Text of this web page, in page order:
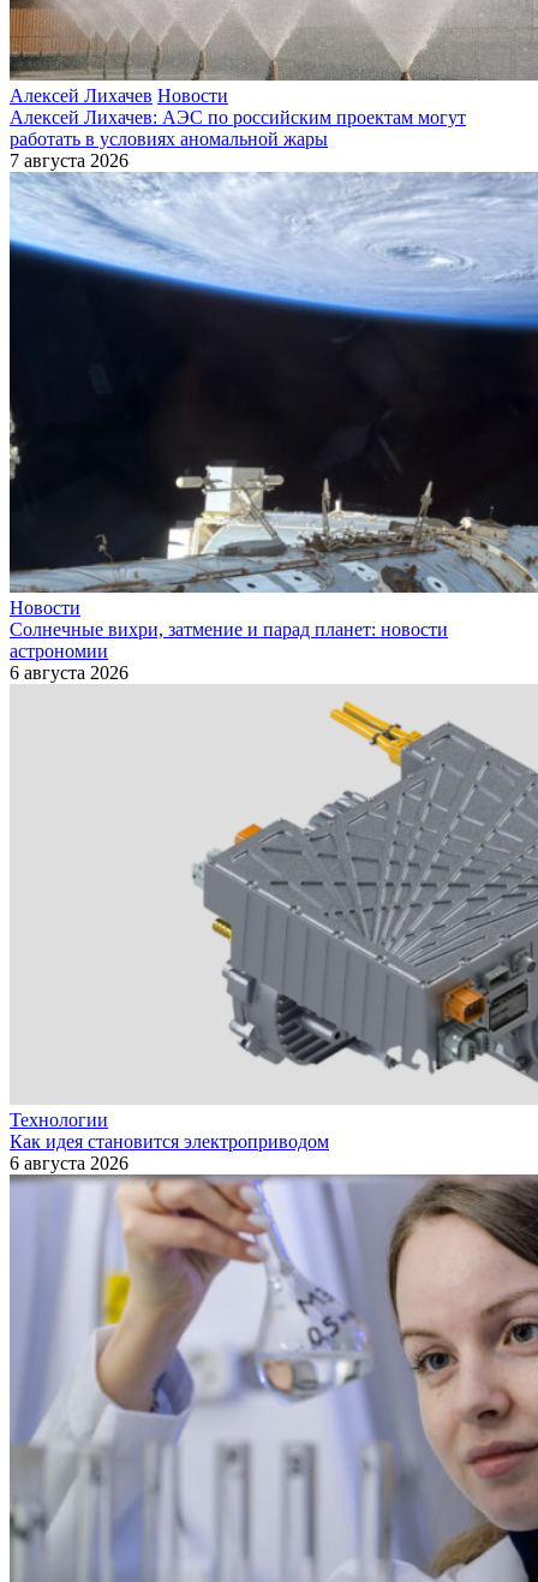
Алексей Лихачев Новости
Алексей Лихачев: АЭС по российским проектам могут
работать в условиях аномальной жары
7 августа 2026
Новости
Солнечные вихри, затмение и парад планет: новости
астрономии
6 августа 2026
Технологии
Как идея становится электроприводом
6 августа 2026